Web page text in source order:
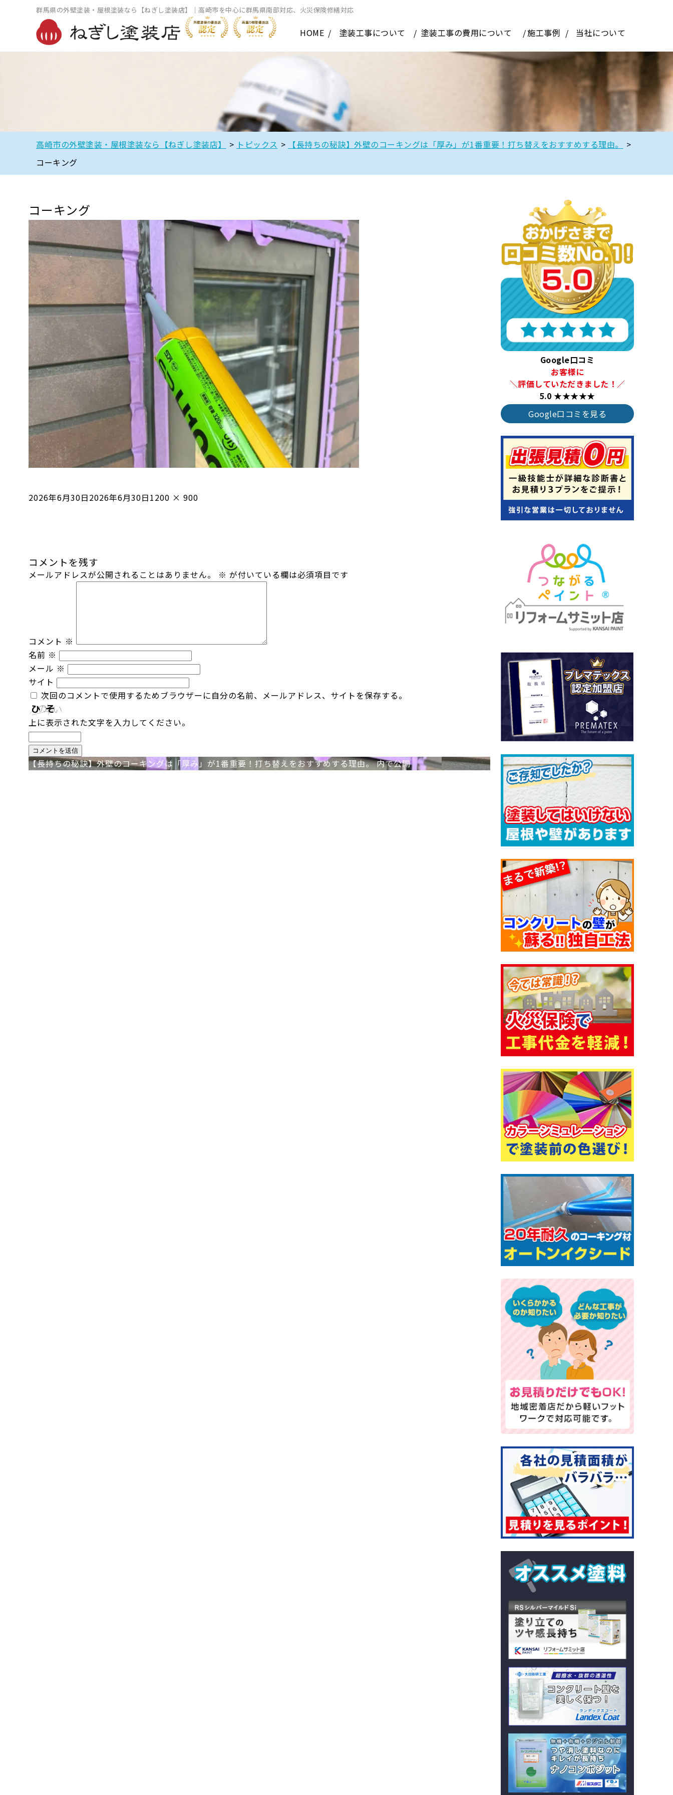
群馬県の外壁塗装・屋根塗装なら【ねぎし塗装店】｜高崎市を中心に群馬県南部対応、火災保険修繕対応
HOME 塗装工事について 塗装工事の費用について 施工事例 当社について
高崎市の外壁塗装・屋根塗装なら【ねぎし塗装店】 > トピックス > 【長持ちの秘訣】外壁のコーキングは「厚み」が1番重要！打ち替えをおすすめする理由。
>
コーキング
コーキング
投
2026年6月30日2026年6月30日フ
1200 × 900
コメントを残す
メールアドレスが公開されることはありません。 ※ が付いている欄は必須項目です
コメント ※
名前 ※
メール ※
サイト
次回のコメントで使用するためブラウザーに自分の名前、メールアドレス、サイトを保存する。
上に表示された文字を入力してください。
投
【長持ちの秘訣】外壁のコーキングは「厚み」が1番重要！打ち替えをおすすめする理由。 内で公開
Google口コミ
お客様に
＼評価していただきました！／
5.0 ★★★★★
Google口コミを見る